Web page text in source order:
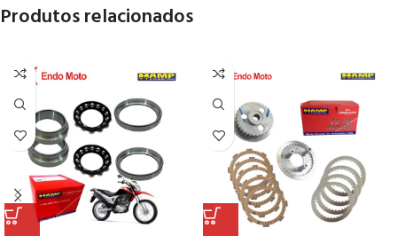
Produtos relacionados